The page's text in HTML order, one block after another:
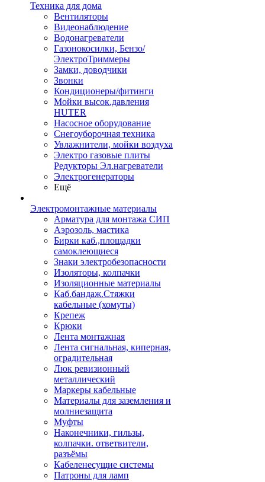
Техника для дома
Вентиляторы
Видеонаблюдение
Водонагреватели
Газонокосилки, Бензо/
ЭлектроТриммеры
Замки, доводчики
Звонки
Кондиционеры/фитинги
Мойки высок.давления
HUTER
Насосное оборудование
Снегоуборочная техника
Увлажнители, мойки воздуха
Электро газовые плиты
Редукторы Эл.нагреватели
Электрогенераторы
Ещё
Электромонтажные материалы
Арматура для монтажа СИП
Аэрозоль, мастика
Бирки каб.,площадки
самоклеющиеся
Знаки электробезопасности
Изоляторы, колпачки
Изоляционные материалы
Каб.бандаж.Стяжки
кабельные (хомуты)
Крепеж
Крюки
Лента монтажная
Лента сигнальная, киперная,
оградительная
Люк ревизионный
металлический
Маркеры кабельные
Материалы для заземления и
молниезащита
Муфты
Наконечники, гильзы,
колпачки. ответвители,
разъёмы
Кабеленесущие системы
Патроны для ламп